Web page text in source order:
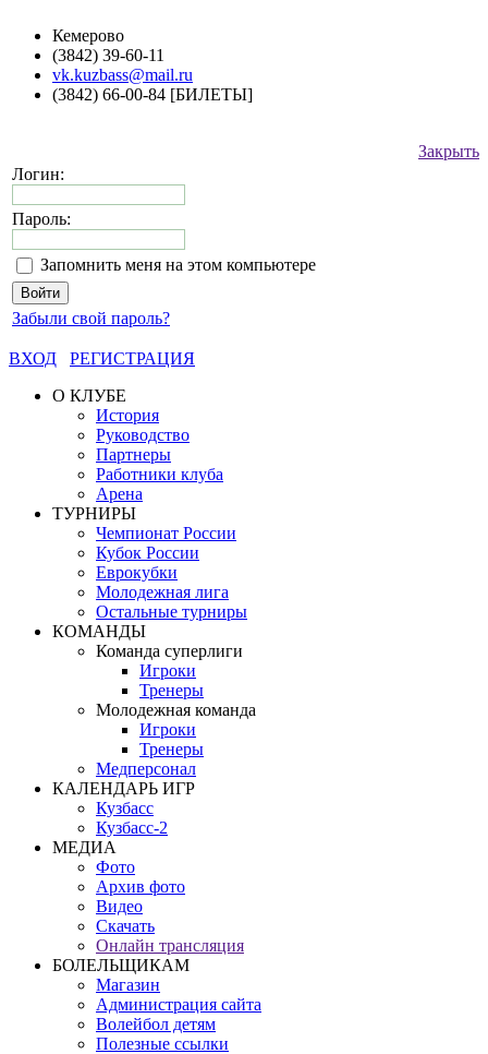
Кемерово
(3842) 39-60-11
vk.kuzbass@mail.ru
(3842) 66-00-84 [БИЛЕТЫ]
Закрыть
Логин:
Пароль:
Запомнить меня на этом компьютере
Забыли свой пароль?
ВХОД
РЕГИСТРАЦИЯ
О КЛУБЕ
История
Руководство
Партнеры
Работники клуба
Арена
ТУРНИРЫ
Чемпионат России
Кубок России
Еврокубки
Молодежная лига
Остальные турниры
КОМАНДЫ
Команда суперлиги
Игроки
Тренеры
Молодежная команда
Игроки
Тренеры
Медперсонал
КАЛЕНДАРЬ ИГР
Кузбасс
Кузбасс-2
МЕДИА
Фото
Архив фото
Видео
Скачать
Онлайн трансляция
БОЛЕЛЬЩИКАМ
Магазин
Администрация сайта
Волейбол детям
Полезные ссылки